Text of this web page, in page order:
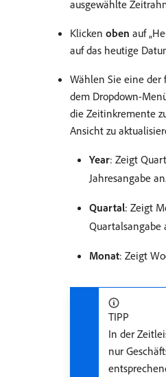
ausgewählte
Klicken oben auf
auf das heutige
Wählen Sie eine der
dem Dropdown-
die Zeitinkremente
Ansicht zu
Year: Zeigt
Jahresangabe an.
Quartal: Zeigt
Quartalsangabe
Monat: Zeigt
TIPP
In der
nur